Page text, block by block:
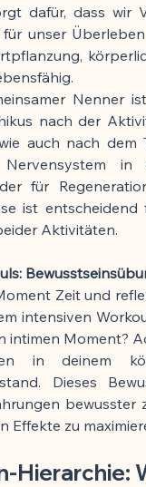
dafür, dass wir
unser
Nenner
nach der
auch nach dem
in
für
ist
Aktivitäten.
Zeit und
intensiven
intimen Moment?
in deinem
Dieses
bewusster
Effekte zu
Hierarchie: